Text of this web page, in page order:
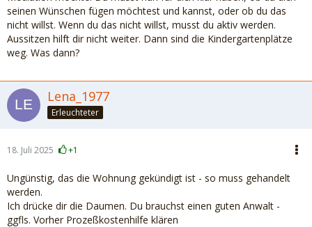
seinen Wünschen fügen möchtest und kannst, oder ob du das
nicht willst. Wenn du das nicht willst, musst du aktiv werden.
Aussitzen hilft dir nicht weiter. Dann sind die Kindergartenplätze
weg. Was dann?
Lena_1977
Erleuchteter
18. Juli 2025 +1
Ungünstig, das die Wohnung gekündigt ist - so muss gehandelt
werden.
Ich drücke dir die Daumen. Du brauchst einen guten Anwalt -
ggfls. Vorher Prozeßkostenhilfe klären